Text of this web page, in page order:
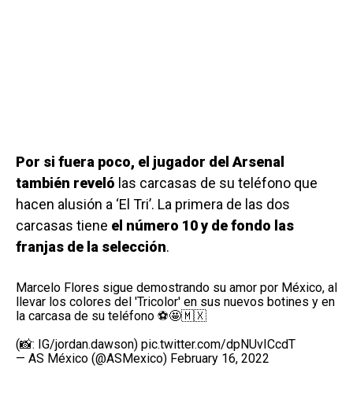
Por si fuera poco, el jugador del Arsenal
también reveló las carcasas de su teléfono que
hacen alusión a ‘El Tri’. La primera de las dos
carcasas tiene el número 10 y de fondo las
franjas de la selección.
Marcelo Flores sigue demostrando su amor por México, al
llevar los colores del 'Tricolor' en sus nuevos botines y en
la carcasa de su teléfono ⚽🤩🇲🇽
(📸: IG/jordan.dawson) pic.twitter.com/dpNUvICcdT
— AS México (@ASMexico) February 16, 2022